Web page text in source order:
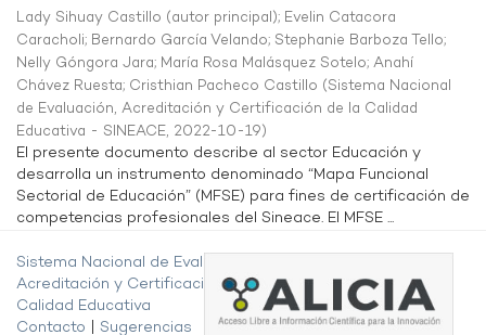
Lady Sihuay Castillo (autor principal); Evelin Catacora
Caracholi; Bernardo García Velando; Stephanie Barboza Tello;
Nelly Góngora Jara; María Rosa Malásquez Sotelo; Anahí
Chávez Ruesta; Cristhian Pacheco Castillo (Sistema Nacional
de Evaluación, Acreditación y Certificación de la Calidad
Educativa - SINEACE, 2022-10-19)
El presente documento describe al sector Educación y
desarrolla un instrumento denominado “Mapa Funcional
Sectorial de Educación” (MFSE) para fines de certificación de
competencias profesionales del Sineace. El MFSE ...
Sistema Nacional de Evaluación,
Acreditación y Certificación de la
Calidad Educativa
Contacto
Sugerencias